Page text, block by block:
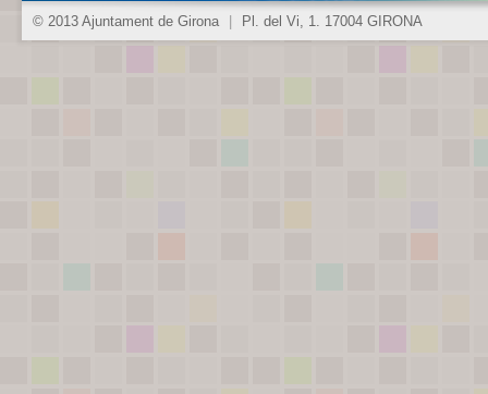
© 2013 Ajuntament de Girona Pl. del Vi, 1. 17004 GIRONA